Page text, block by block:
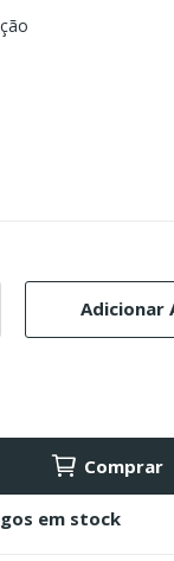
Adicionar
Comprar
em stock